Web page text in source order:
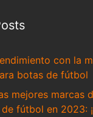
con la
botas de fútbol
mejores marcas
fútbol en 2023: